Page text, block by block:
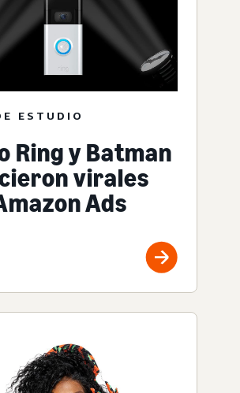
ESTUDIO
Ring y Batman
virales
Ads